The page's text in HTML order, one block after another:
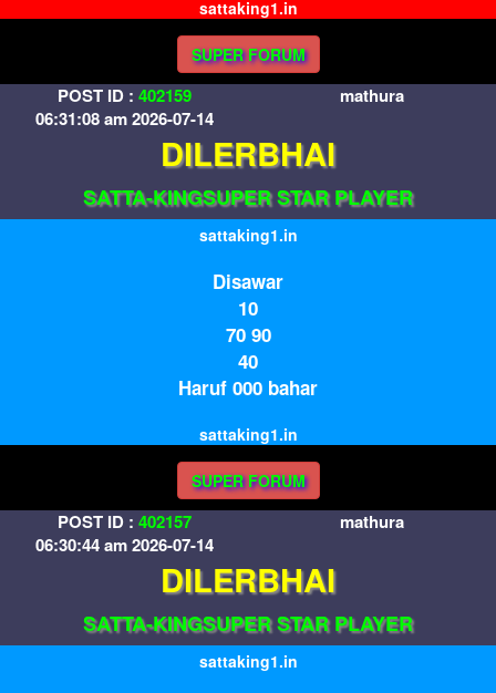
sattaking1.in
SUPER FORUM
POST ID : 402159
06:31:08 am 2026-07-14
mathura
DILERBHAI
SATTA-KINGSUPER STAR PLAYER
sattaking1.in
Disawar
10
70 90
40
Haruf 000 bahar
sattaking1.in
SUPER FORUM
POST ID : 402157
06:30:44 am 2026-07-14
mathura
DILERBHAI
SATTA-KINGSUPER STAR PLAYER
sattaking1.in